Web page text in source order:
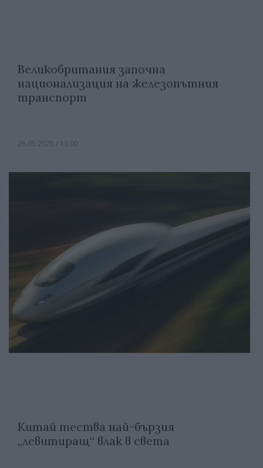
Великобритания започна
национализация на железопътния
транспорт
26.05.2025 / 13:00
Китай тества най-бързия
„левитиращ“ влак в света